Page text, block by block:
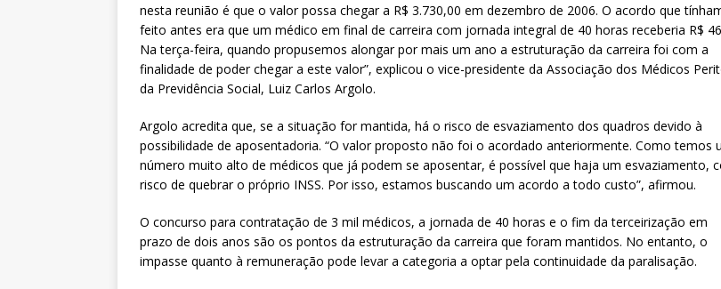
nesta reunião é que o valor possa chegar a R$ 3.730,00 em dezembro de 2006. O acordo que
feito antes era que um médico em final de carreira com jornada integral de 40 horas receberia R$
Na terça-feira, quando propusemos alongar por mais um ano a estruturação da carreira foi com a
finalidade de poder chegar a este valor”, explicou o vice-presidente da Associação dos Médicos
da Previdência Social, Luiz Carlos Argolo.
Argolo acredita que, se a situação for mantida, há o risco de esvaziamento dos quadros devido à
possibilidade de aposentadoria. “O valor proposto não foi o acordado anteriormente. Como temos
número muito alto de médicos que já podem se aposentar, é possível que haja um esvaziamento,
risco de quebrar o próprio INSS. Por isso, estamos buscando um acordo a todo custo”, afirmou.
O concurso para contratação de 3 mil médicos, a jornada de 40 horas e o fim da terceirização em
prazo de dois anos são os pontos da estruturação da carreira que foram mantidos. No entanto, o
impasse quanto à remuneração pode levar a categoria a optar pela continuidade da paralisação.